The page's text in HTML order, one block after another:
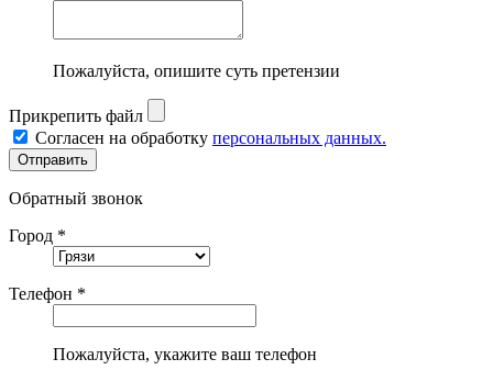
Пожалуйста, опишите суть претензии
Прикрепить файл
Согласен на обработку персональных данных.
Обратный звонок
Город *
Телефон *
Пожалуйста, укажите ваш телефон